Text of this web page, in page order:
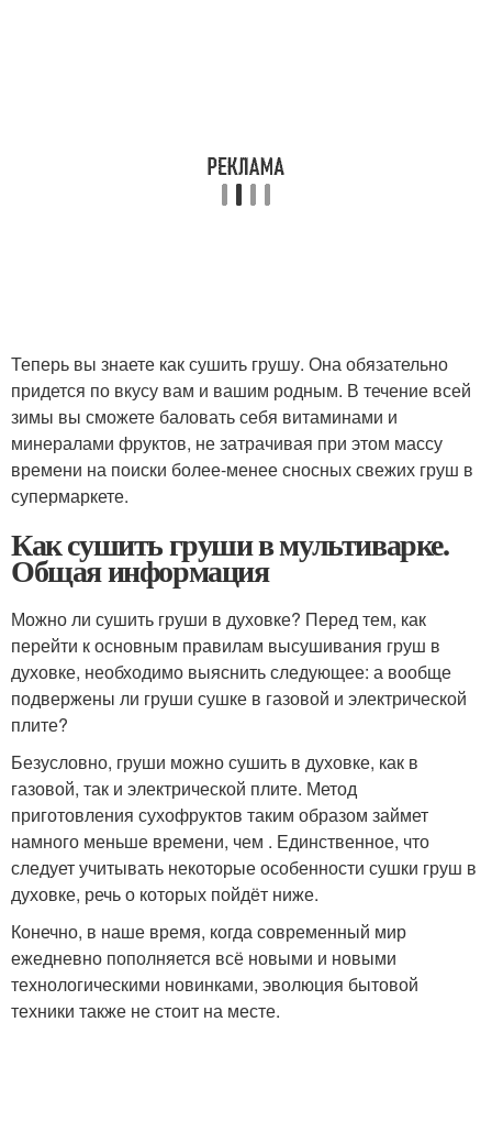
Теперь вы знаете как сушить грушу. Она обязательно
придется по вкусу вам и вашим родным. В течение всей
зимы вы сможете баловать себя витаминами и
минералами фруктов, не затрачивая при этом массу
времени на поиски более-менее сносных свежих груш в
супермаркете.
Как сушить груши в мультиварке.
Общая информация
Можно ли сушить груши в духовке? Перед тем, как
перейти к основным правилам высушивания груш в
духовке, необходимо выяснить следующее: а вообще
подвержены ли груши сушке в газовой и электрической
плите?
Безусловно, груши можно сушить в духовке, как в
газовой, так и электрической плите. Метод
приготовления сухофруктов таким образом займет
намного меньше времени, чем . Единственное, что
следует учитывать некоторые особенности сушки груш в
духовке, речь о которых пойдёт ниже.
Конечно, в наше время, когда современный мир
ежедневно пополняется всё новыми и новыми
технологическими новинками, эволюция бытовой
техники также не стоит на месте.